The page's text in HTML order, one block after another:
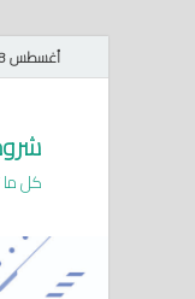
أغسطس 8, 2026
كل ما